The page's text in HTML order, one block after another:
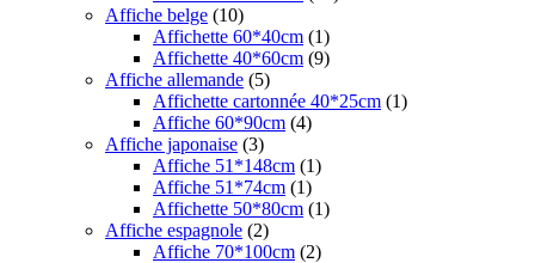
Affiche belge (10)
Affichette 60*40cm (1)
Affichette 40*60cm (9)
Affiche allemande (5)
Affichette cartonnée 40*25cm (1)
Affiche 60*90cm (4)
Affiche japonaise (3)
Affiche 51*148cm (1)
Affiche 51*74cm (1)
Affichette 50*80cm (1)
Affiche espagnole (2)
Affiche 70*100cm (2)